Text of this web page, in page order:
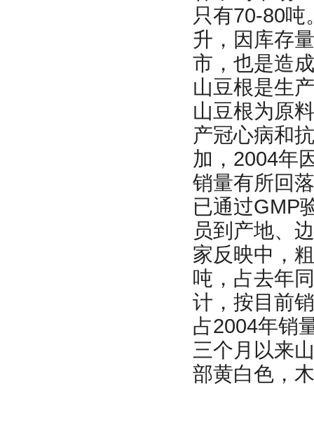
只有70-80
升，因库存
市，也是造
山豆根是生
山豆根为原
产冠心病和
加，2004年
销量有所回
已通过GMP
员到产地、
家反映中，
吨，占去年
计，按目前
占2004年销
三个月以来
部黄白色，